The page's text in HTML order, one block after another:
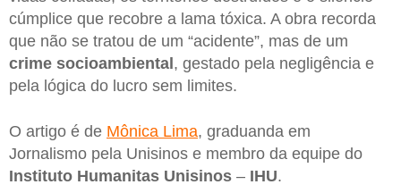
cúmplice que recobre a lama tóxica. A obra recorda
que não se tratou de um “acidente”, mas de um
crime socioambiental, gestado pela negligência e
pela lógica do lucro sem limites.
O artigo é de Mônica Lima, graduanda em
Jornalismo pela Unisinos e membro da equipe do
Instituto Humanitas Unisinos – IHU.